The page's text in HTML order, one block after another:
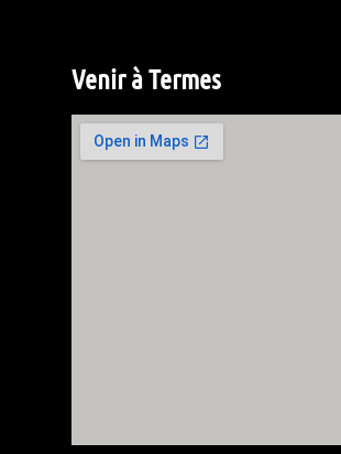
Venir à Termes